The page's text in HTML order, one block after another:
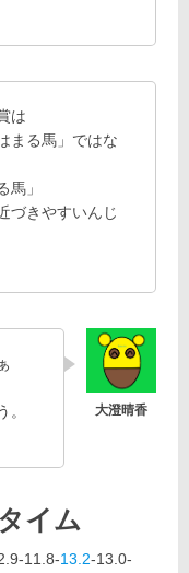
は
まる馬」ではな
馬」
づきやすいんじ
イム
11.8-13.2-13.0-